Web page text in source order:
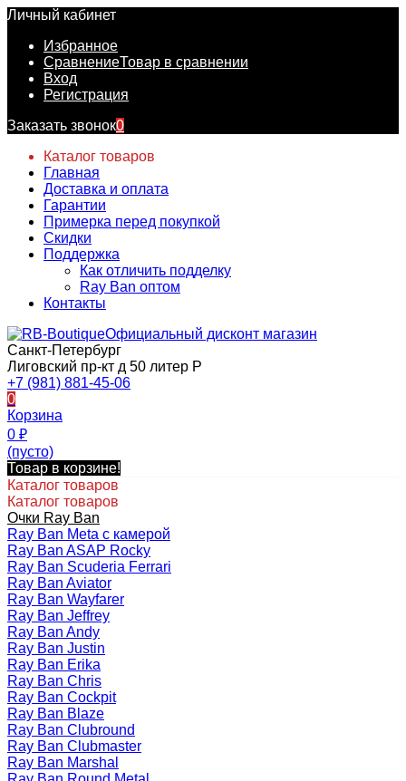
Личный кабинет
Избранное
СравнениеТовар в сравнении
Вход
Регистрация
Заказать звонок0
Каталог товаров
Главная
Доставка и оплата
Гарантии
Примерка перед покупкой
Скидки
Поддержка
Как отличить подделку
Ray Ban оптом
Контакты
Официальный дисконт магазин
Санкт-Петербург
Лиговский пр-кт д 50 литер Р
+7 (981) 881-45-06
0
Корзина
0 ₽
(пусто)
Товар в корзине!
Каталог товаров
Каталог товаров
Очки Ray Ban
Ray Ban Meta с камерой
Ray Ban ASAP Rocky
Ray Ban Scuderia Ferrari
Ray Ban Aviator
Ray Ban Wayfarer
Ray Ban Jeffrey
Ray Ban Andy
Ray Ban Justin
Ray Ban Erika
Ray Ban Chris
Ray Ban Cockpit
Ray Ban Blaze
Ray Ban Clubround
Ray Ban Clubmaster
Ray Ban Marshal